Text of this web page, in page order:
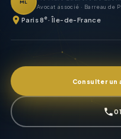
ML
Avocat associé · Barreau de
Paris 8e· Île-de-France
Consulter un